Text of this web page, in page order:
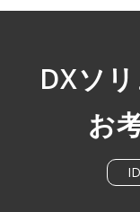
DXソ
お